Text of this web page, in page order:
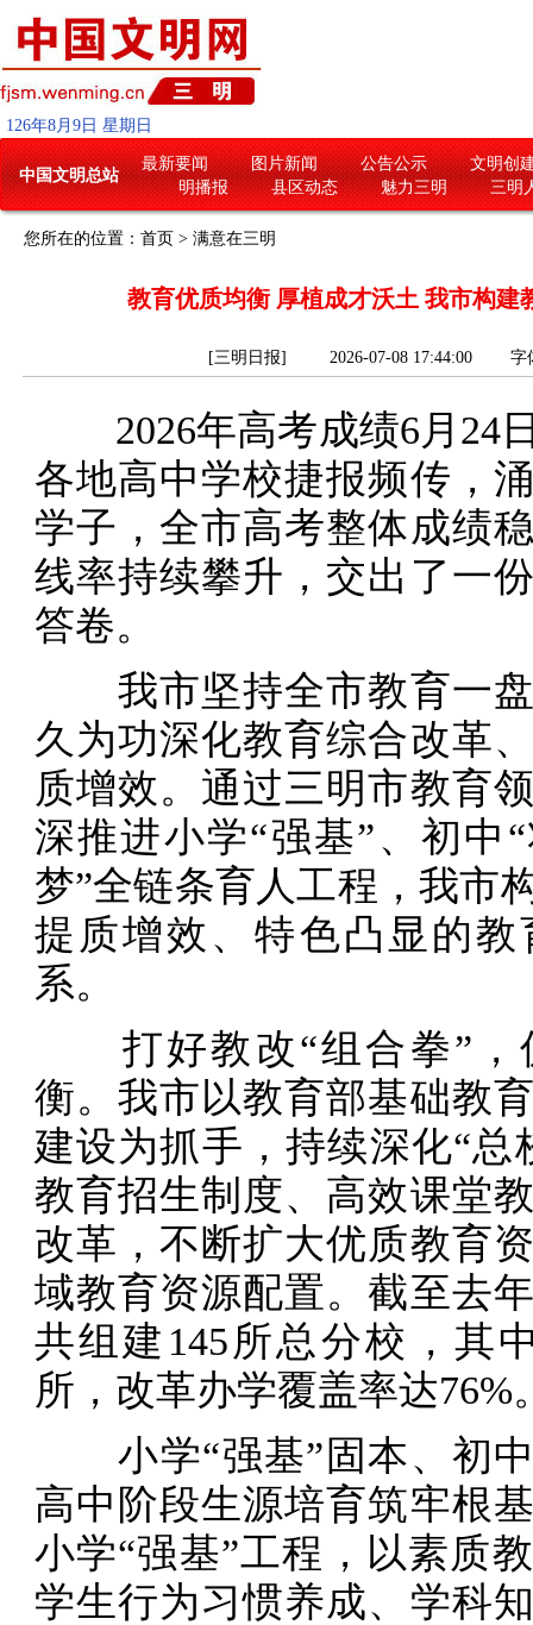
126年8月 9 日 星期日
中国文明总站
最新要闻 图片新闻 公告公示
文明创
明播报
县区动态 魅力三明 三明
您所在的位置： 首页 > 满意在三明
教育优质均衡 厚植成才沃土 我市构建
[三明日报] 2026-07-08 17:44:00 字
2026年高考成绩6月24
各地高中学校捷报频传，
学子，全市高考整体成绩
线率持续攀升，交出了一
答卷。
我市坚持全市教育一盘
久为功深化教育综合改革
质增效。通过三明市教育
深推进小学“强基”、初中
梦”全链条育人工程，我市
提质增效、特色凸显的
系。
打好教改“组合拳”，
衡。我市以教育部基础教
建设为抓手，持续深化“总
教育招生制度、高效课堂
改革，不断扩大优质教育
域教育资源配置。截至去
共组建145所总分校，其
所，改革办学覆盖率达76%
小学“强基”固本、初中
高中阶段生源培育筑牢根
小学“强基”工程，以素质
学生行为习惯养成、学科